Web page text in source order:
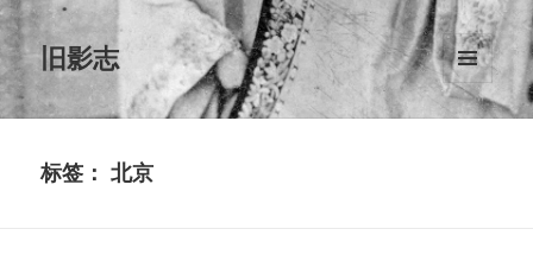
旧影志
菜单和
挂件
标签：北京